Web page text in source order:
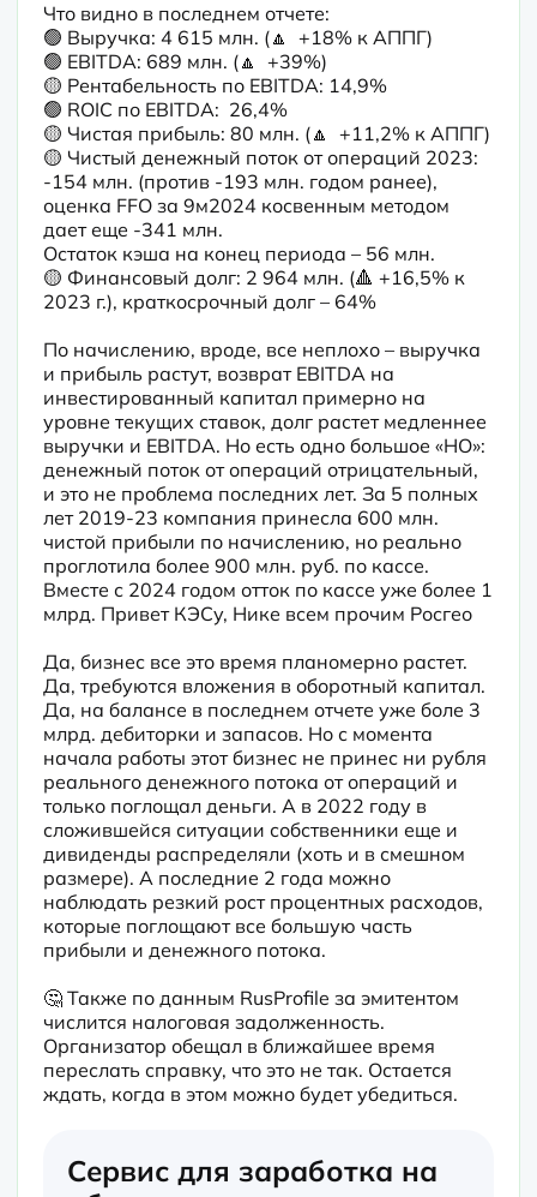
Что видно в последнем отчете:
🟢 Выручка: 4 615 млн. (🔼  +18% к АППГ)
🟢 EBITDA: 689 млн. (🔼  +39%)
🟡 Рентабельность по EBITDA: 14,9%
🟢 ROIC по EBITDA:  26,4%
🟡 Чистая прибыль: 80 млн. (🔼  +11,2% к АППГ)
🟡 Чистый денежный поток от операций 2023:
-154 млн. (против -193 млн. годом ранее),
оценка FFO за 9м2024 косвенным методом
дает еще -341 млн.
Остаток кэша на конец периода – 56 млн.
🟡 Финансовый долг: 2 964 млн. (🔺 +16,5% к
2023 г.), краткосрочный долг – 64%
По начислению, вроде, все неплохо – выручка
и прибыль растут, возврат EBITDA на
инвестированный капитал примерно на
уровне текущих ставок, долг растет медленнее
выручки и EBITDA. Но есть одно большое «НО»:
денежный поток от операций отрицательный,
и это не проблема последних лет. За 5 полных
лет 2019-23 компания принесла 600 млн.
чистой прибыли по начислению, но реально
проглотила более 900 млн. руб. по кассе.
Вместе с 2024 годом отток по кассе уже более 1
млрд. Привет КЭСу, Нике всем прочим Росгео
Да, бизнес все это время планомерно растет.
Да, требуются вложения в оборотный капитал.
Да, на балансе в последнем отчете уже боле 3
млрд. дебиторки и запасов. Но с момента
начала работы этот бизнес не принес ни рубля
реального денежного потока от операций и
только поглощал деньги. А в 2022 году в
сложившейся ситуации собственники еще и
дивиденды распределяли (хоть и в смешном
размере). А последние 2 года можно
наблюдать резкий рост процентных расходов,
которые поглощают все большую часть
прибыли и денежного потока.
🤔 Также по данным RusProfile за эмитентом
числится налоговая задолженность.
Организатор обещал в ближайшее время
переслать справку, что это не так. Остается
ждать, когда в этом можно будет убедиться.
Сервис для заработка на